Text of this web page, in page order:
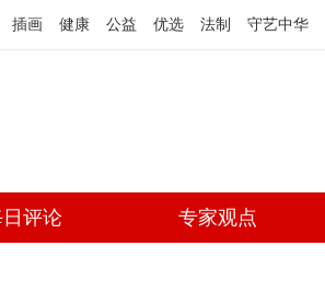
插画 健康 公益 优选 法制 守艺中华
评论 专家观点